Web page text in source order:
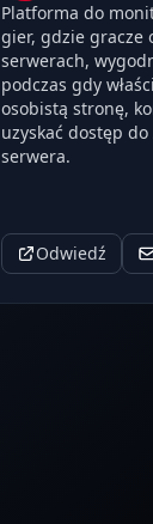
Platforma do
gier, gdzie gracze
serwerach,
podczas gdy
osobistą stronę,
uzyskać dostęp
serwera.
Odwiedź